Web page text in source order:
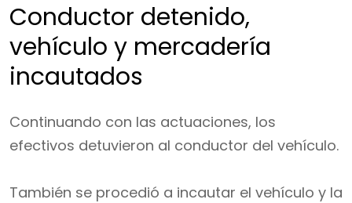
Conductor detenido,
vehículo y mercadería
incautados
Continuando con las actuaciones, los
efectivos detuvieron al conductor del vehículo.
También se procedió a incautar el vehículo y la